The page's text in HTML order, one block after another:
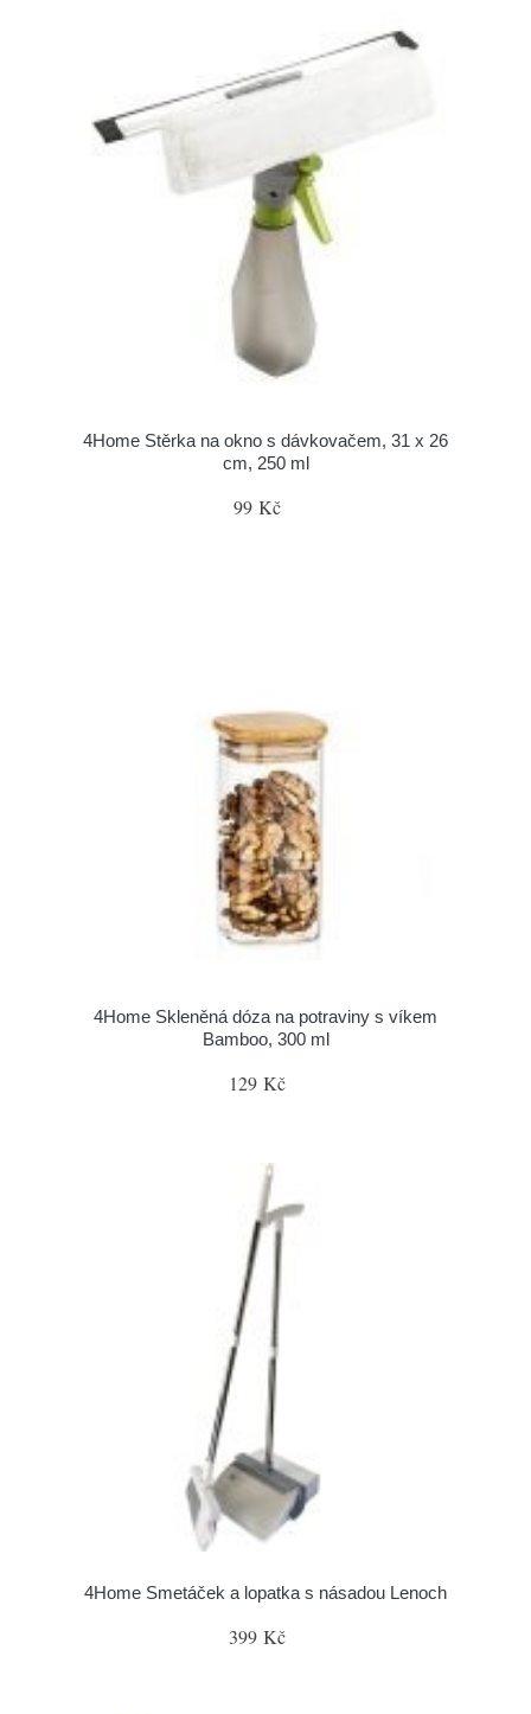
4Home Stěrka na okno s dávkovačem, 31 x 26
cm, 250 ml
99 Kč
4Home Skleněná dóza na potraviny s víkem
Bamboo, 300 ml
129 Kč
4Home Smetáček a lopatka s násadou Lenoch
399 Kč